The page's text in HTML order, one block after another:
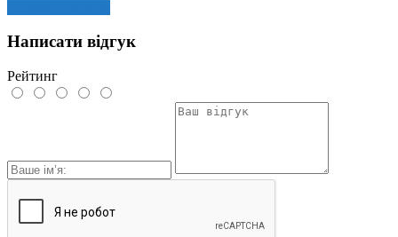
Написати відгук
Рейтинг